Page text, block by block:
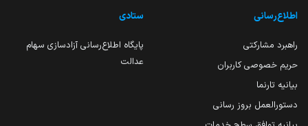
اطلاع‌رسانی
راهبرد مشارکتی
حریم خصوصی کاربران
بیانیه تارنما
دستورالعمل بروز رسانی
ستادی
پایگاه اطلاع‌رسانی آزادسازی سهام
عدالت